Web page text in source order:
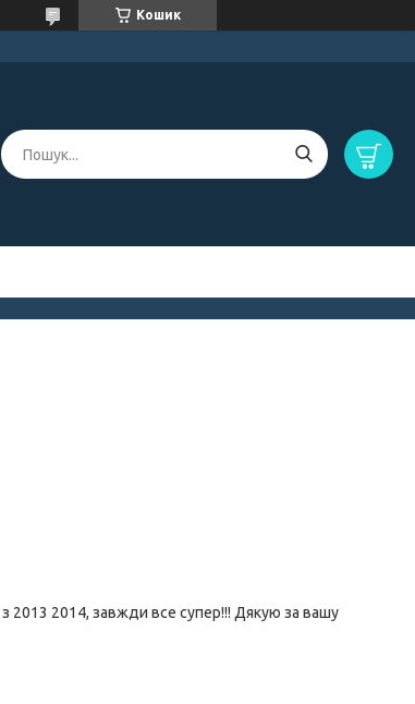
Кошик
2014, завжди все супер!!! Дякую за вашу